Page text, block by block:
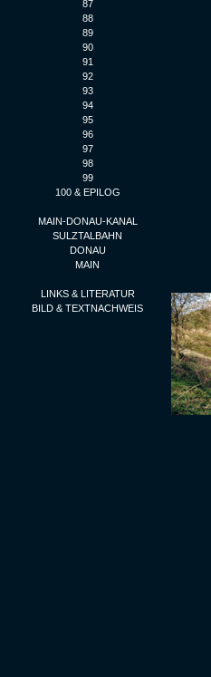
87
88
89
90
91
92
93
94
95
96
97
98
99
100 & EPILOG
MAIN-DONAU-KANAL
SULZTALBAHN
DONAU
MAIN
LINKS & LITERATUR
BILD & TEXTNACHWEIS